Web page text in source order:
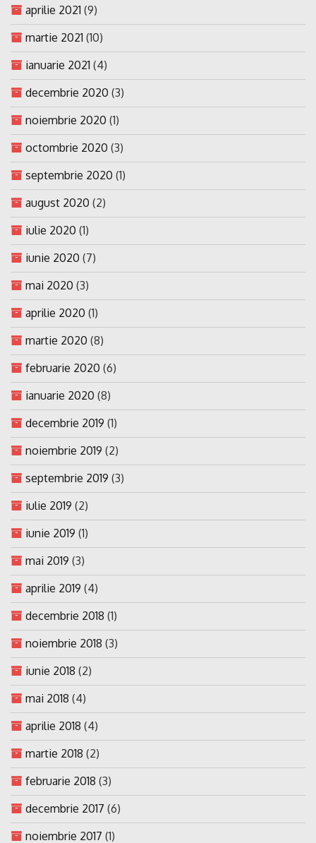
aprilie 2021 (9)
martie 2021 (10)
ianuarie 2021 (4)
decembrie 2020 (3)
noiembrie 2020 (1)
octombrie 2020 (3)
septembrie 2020 (1)
august 2020 (2)
iulie 2020 (1)
iunie 2020 (7)
mai 2020 (3)
aprilie 2020 (1)
martie 2020 (8)
februarie 2020 (6)
ianuarie 2020 (8)
decembrie 2019 (1)
noiembrie 2019 (2)
septembrie 2019 (3)
iulie 2019 (2)
iunie 2019 (1)
mai 2019 (3)
aprilie 2019 (4)
decembrie 2018 (1)
noiembrie 2018 (3)
iunie 2018 (2)
mai 2018 (4)
aprilie 2018 (4)
martie 2018 (2)
februarie 2018 (3)
decembrie 2017 (6)
noiembrie 2017 (1)